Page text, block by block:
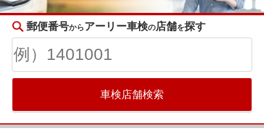
郵便番号からアーリー車検の店舗を探す
車検店舗検索